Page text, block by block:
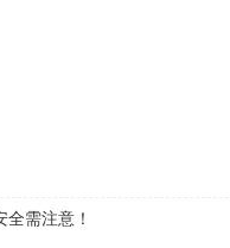
需注意！